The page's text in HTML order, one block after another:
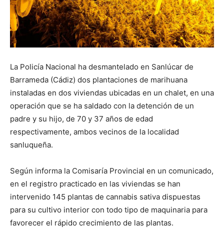
La Policía Nacional ha desmantelado en Sanlúcar de
Barrameda (Cádiz) dos plantaciones de marihuana
instaladas en dos viviendas ubicadas en un chalet, en una
operación que se ha saldado con la detención de un
padre y su hijo, de 70 y 37 años de edad
respectivamente, ambos vecinos de la localidad
sanluqueña.
Según informa la Comisaría Provincial en un comunicado,
en el registro practicado en las viviendas se han
intervenido 145 plantas de cannabis sativa dispuestas
para su cultivo interior con todo tipo de maquinaria para
favorecer el rápido crecimiento de las plantas.